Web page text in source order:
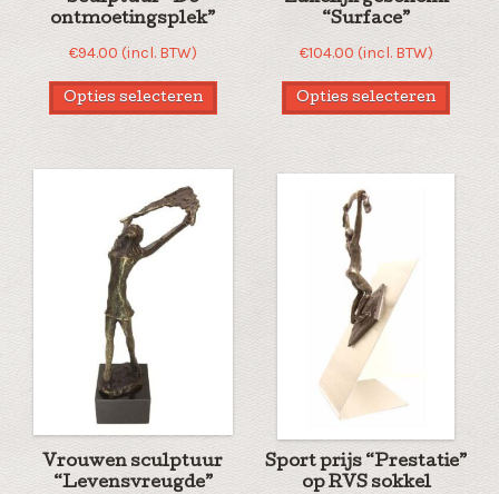
ontmoetingsplek”
€94.00 (incl. BTW)
Opties selecteren
“Surface”
€104.00 (incl. BTW)
Opties selecteren
Vrouwen sculptuur
“Levensvreugde”
Sport prijs “Prestatie”
op RVS sokkel